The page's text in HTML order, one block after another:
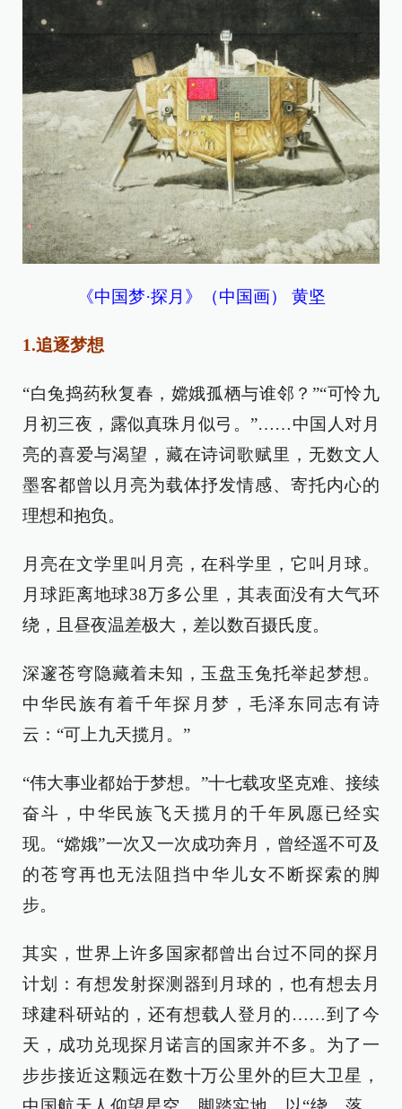
《中国梦·探月》（中国画） 黄坚
1.追逐梦想
“白兔捣药秋复春，嫦娥孤栖与谁邻？”“可怜九
月初三夜，露似真珠月似弓。”……中国人对月
亮的喜爱与渴望，藏在诗词歌赋里，无数文人
墨客都曾以月亮为载体抒发情感、寄托内心的
理想和抱负。
月亮在文学里叫月亮，在科学里，它叫月球。
月球距离地球38万多公里，其表面没有大气环
绕，且昼夜温差极大，差以数百摄氏度。
深邃苍穹隐藏着未知，玉盘玉兔托举起梦想。
中华民族有着千年探月梦，毛泽东同志有诗
云：“可上九天揽月。”
“伟大事业都始于梦想。”十七载攻坚克难、接续
奋斗，中华民族飞天揽月的千年夙愿已经实
现。“嫦娥”一次又一次成功奔月，曾经遥不可及
的苍穹再也无法阻挡中华儿女不断探索的脚
步。
其实，世界上许多国家都曾出台过不同的探月
计划：有想发射探测器到月球的，也有想去月
球建科研站的，还有想载人登月的……到了今
天，成功兑现探月诺言的国家并不多。为了一
步步接近这颗远在数十万公里外的巨大卫星，